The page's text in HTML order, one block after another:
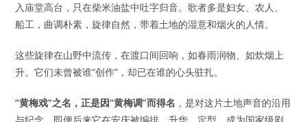
入庙堂高台，只在柴米油盐中吐字归音。歌者多是妇女、农人、
船工，曲调朴素，旋律自然，带着土地的湿意和烟火的人情。
这些旋律在山野中流传，在渡口间回响，如春雨润物、如炊烟上
升。它们未曾被谁“创作”，却已在谁的心头驻扎。
“黄梅戏”之名，正是因“黄梅调”而得名 ，是对这片土地声音的沿用